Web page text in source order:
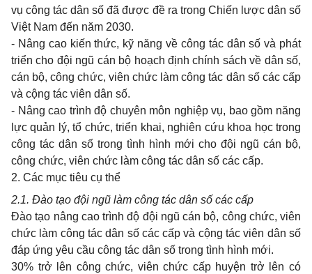
vụ công tác dân số đã được đề ra trong Chiến lược dân số
Việt Nam đến năm 2030.
- Nâng cao kiến thức, kỹ năng về công tác dân số và phát
triểncho đội ngũ cán bộ hoạch định chính sách về dân số,
cán bộ, công chức, viên chức làm công tác dân số các cấp
và cộng tác viên dân số.
- Nângcao trình độ chuyên môn nghiệp vụ, baogồm năng
lực quản lý, tổ chức, triển khai, nghiên cứu khoa họctrong
công tác dân số trong tình hình mới cho đội ngũ cán bộ,
công chức, viên chức làm công tác dân số các cấp.
2. Các mục tiêu cụ thể
2.1. Đào tạo đội ngũ làm công tác dân số các cấp
Đào tạo nâng cao trình độ đội ngũ cán bộ, công chức, viên
chức làm công tác dân số các cấp và cộng tác viên dân số
đáp ứng yêu cầu công tác dân số trong tình hình mới.
30% trở lên công chức, viên chức cấp huyện trở lên có